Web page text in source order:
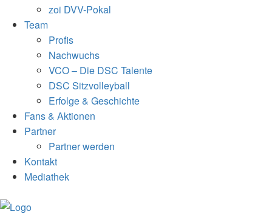
zoi DVV-Pokal
Team
Profis
Nachwuchs
VCO – Die DSC Talente
DSC Sitzvolleyball
Erfolge & Geschichte
Fans & Aktionen
Partner
Partner werden
Kontakt
Mediathek